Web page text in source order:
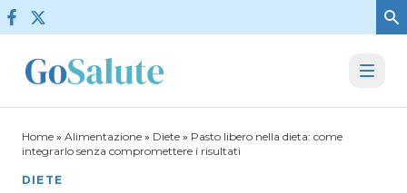
Vai al contenuto
Home » Alimentazione » Diete » Pasto libero nella dieta: come
integrarlo senza compromettere i risultati
DIETE